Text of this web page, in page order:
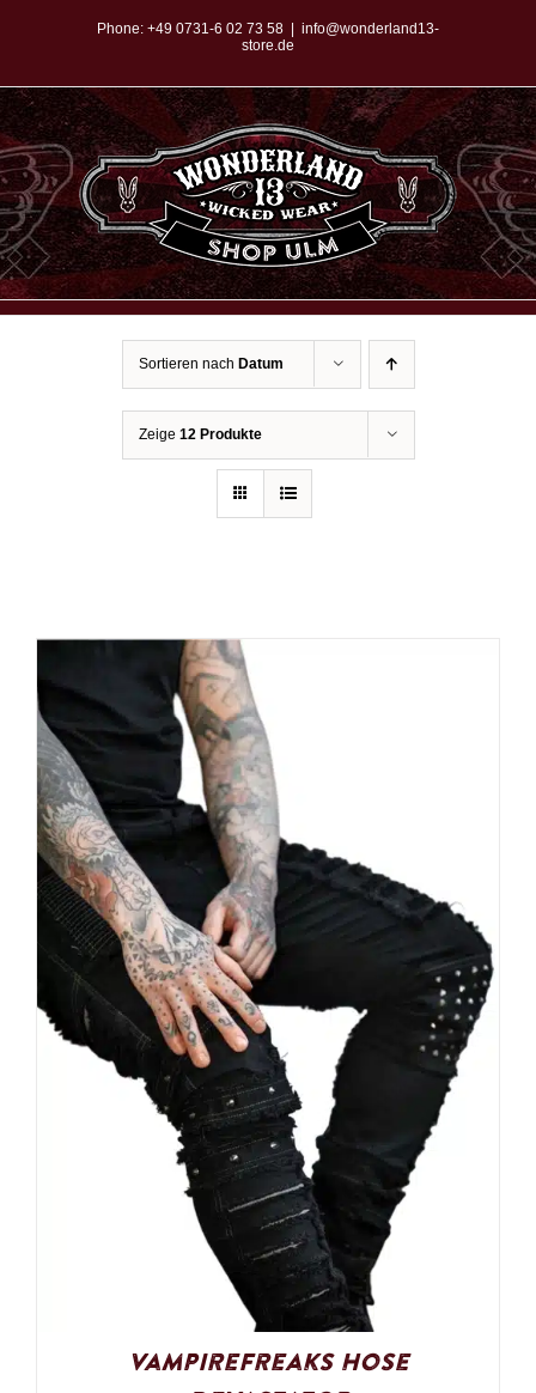
springen
Phone: +49 0731-6 02 73 58
info@wonderland13-
store.de
Sortieren nach Datum
Zeige 12 Produkte
VampireFreaks Hose